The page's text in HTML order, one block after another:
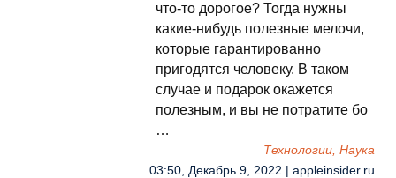
что-то дорогое? Тогда нужны
какие-нибудь полезные мелочи,
которые гарантированно
пригодятся человеку. В таком
случае и подарок окажется
полезным, и вы не потратите бо
…
Технологии, Наука
03:50, Декабрь 9, 2022 | appleinsider.ru